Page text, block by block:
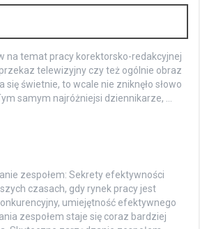
na temat pracy korektorsko-redakcyjnej
telewizyjny czy też ogólnie obraz
się świetnie, to wcale nie zniknęło słowo
samym najróżniejsi dziennikarze, …
zespołem: Sekrety efektywności
czasach, gdy rynek pracy jest
umiejętność efektywnego
zespołem staje się coraz bardziej